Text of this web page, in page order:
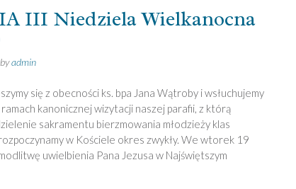
III Niedziela Wielkanocna
byadmin
się z obecności ks. bpa Jana Wątroby i wsłuchujemy
kanonicznej wizytacji naszej parafii, z którą
sakramentu bierzmowania młodzieży klas
w Kościele okres zwykły. We wtorek 19
uwielbienia Pana Jezusa w Najświętszym